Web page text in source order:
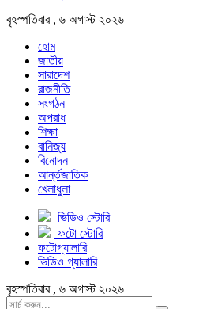
বৃহস্পতিবার , ৬ অগাস্ট ২০২৬
হোম
জাতীয়
সারাদেশ
রাজনীতি
সংগঠন
অপরাধ
শিক্ষা
বানিজ্য
বিনোদন
আর্ন্তজাতিক
খেলাধুলা
ভিডিও স্টোরি
ফটো স্টোরি
ফটোগ্যালারি
ভিডিও গ্যালারি
বৃহস্পতিবার , ৬ অগাস্ট ২০২৬